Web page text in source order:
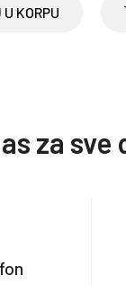
U KORPU
za